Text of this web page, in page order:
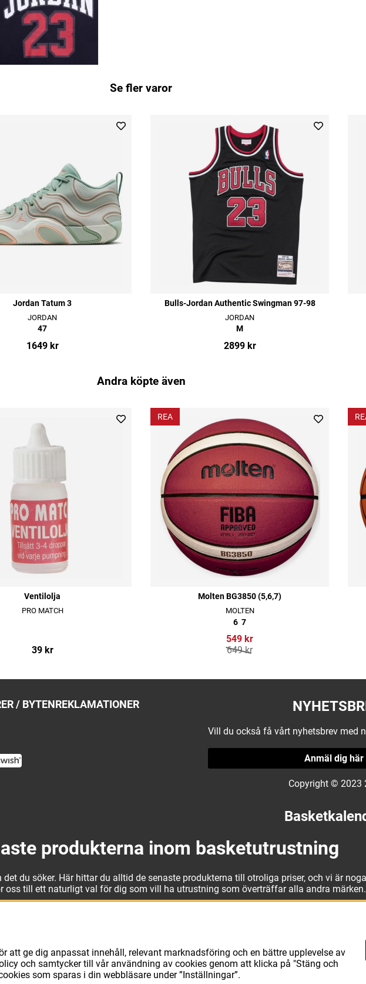
Se fler varor
Jordan Tatum 3
JORDAN
47
1649 kr
Bulls-Jordan Authentic Swingman 97-98
JORDAN
M
2899 kr
Andra köpte även
Ventilolja
PRO MATCH
39 kr
REA
Molten BG3850 (5,6,7)
MOLTEN
6 7
549 kr
649 kr
/ BYTENREKLAMATIONER
Vill du också få vårt nyhetsbrev med
Anmäl dig här
Copyright © 2023
produkterna inom basketutrustning
du söker. Här hittar du alltid de senaste produkterna till otroliga priser, och vi är
oss till ett naturligt val för dig som vill ha utrustning som överträffar alla andra märken.
kan vi erbjuda allt som du eller din klubb behöver. Välj ut kvalitativa basketbollar
från Jordan. I vårt breda och prisvärda sortiment kan vi erbjuda matchkläder
vad du behöver för basketutrustning kan du vara säker på att hitta den här.
att ge dig anpassat innehåll, relevant marknadsföring och en bättre upplevelse av
och samtycker till vår användning av cookies genom att klicka på "Stäng och
som sparas i din webbläsare under ”Inställningar”.